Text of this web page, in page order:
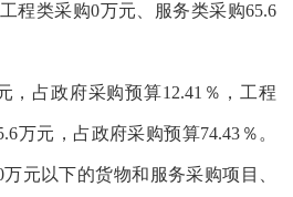
程类采购0万元、服务类采购65.6
，占政府采购预算12.41％，工程
万元，占政府采购预算74.43％。
元以下的货物和服务采购项目、